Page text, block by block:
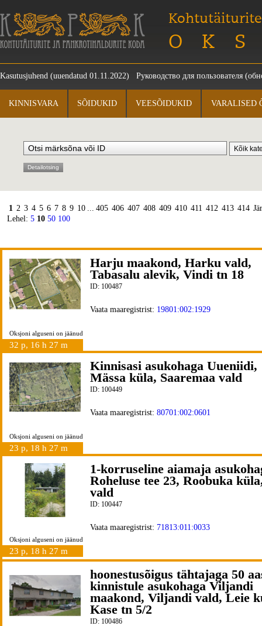
Kasutusjuhend (uuendatud 01.11.2022) Руководство для пользователя
KINNISVARA SÕIDUKID VEESÕIDUKID VARALISED
Detailotsing
1 2 3 4 5 6 7 8 9 10 ... 405 406 407 408 409 410 411 412 413 414
Lehel: 5 10 50 100
Oksjoni alguseni on jäänud
32 p, 16 h 27 m
Harju maakond, Harku vald,
Tabasalu alevik, Vindi tn 18
ID: 100487
Vaata maaregistrist: 19801:002:1929
Oksjoni alguseni on jäänud
23 p, 18 h 27 m
Kinnisasi asukohaga Uueniidi,
Mässa küla, Saaremaa vald
ID: 100449
Vaata maaregistrist: 80701:002:0601
Oksjoni alguseni on jäänud
23 p, 18 h 27 m
1-korruseline aiamaja
Roheluse tee 23, Roobuka
vald
ID: 100447
Vaata maaregistrist: 71813:011:0033
hoonestusõigus tähtajaga 50
kinnistule asukohaga Viljandi
maakond, Viljandi vald, Leie
Kase tn 5/2
ID: 100486